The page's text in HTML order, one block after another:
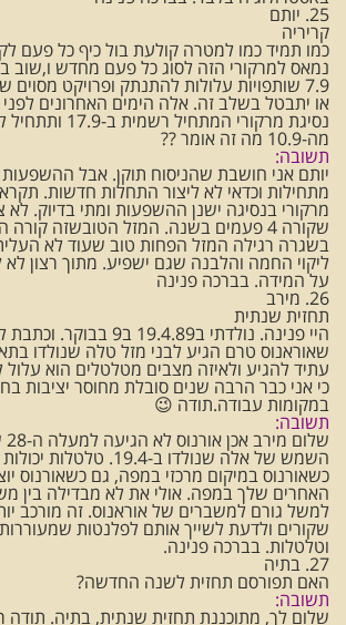
25. יותם
קריריה
כמו תמיד כמו למטרה קולעת בול כיף כל פעם
7.9 שותפויות עלולות להתנתק ופרויקט מסוים
או יתבטל בשלב זה. אלה הימים האחרונים
נסיגת מרקורי
מה-10.9 מה זה אומר ??
תשובה:
יותם אני חושבת שהניסוח תוקן. אבל
מתחילות וכדאי לא ליצור התחלות חדשות.
מרקורי בנסיגה ישנן ההשפעות ומתי בדיוק.
שקורה 4 פעמים בשנה. המזל הטובשזה
בשגרה רגילה המזל הפחות טוב שעוד לא
ליקוי החמה והלבנה שגם ישפיע. מתוך רצון
על המידה. בברכה פנינה
26. מירב
תחזית שנתית
היי פנינה. נולדתי ב19.4.89
שאוראנוס טרם הגיע לבני מזל טלה שנולדו
עתיד להגיע ולאיזה מצבים מטלטלים הוא עלול
כי אני כבר הרבה שנים סובלת מחוסר יציבות
במקומות עבודה.תודה 😉
תשובה:
השמש של אלה שנולדו ב-19.4.
כשאורנוס במיקום מרכזי במפה, גם כשאורנוס
האחרים שלך במפה. אולי את לא מבדילה בין
למשל גורם למשברים של אוראנוס. זה מורכב
שקורים ולדעת לשייך אותם לפלנטות
וטלטלות. בברכה פנינה.
27. בתיה
האם תפורסם תחזית לשנה החדשה?
תשובה:
שלום לך, מתוכננת תחזית שנתית, בתיה. תודה